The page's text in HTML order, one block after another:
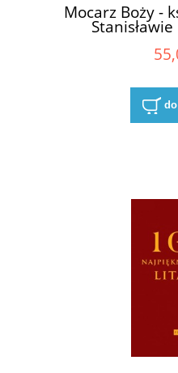
Mocarz Boży -